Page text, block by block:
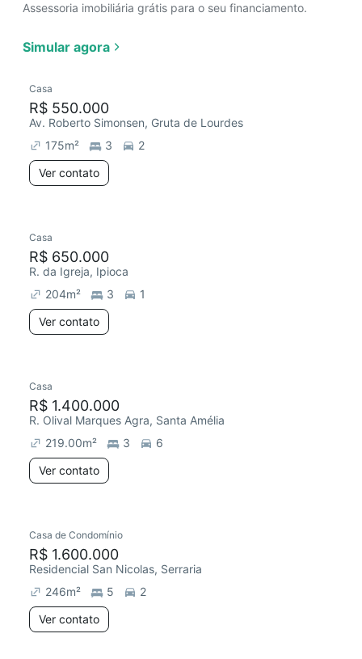
Assessoria imobiliária grátis para o seu financiamento.
Simular agora
Casa
R$ 550.000
Av. Roberto Simonsen, Gruta de Lourdes
175m² 3
2
Ver contato
Casa
R$ 650.000
R. da Igreja, Ipioca
204m² 3
1
Ver contato
Casa
R$ 1.400.000
R. Olival Marques Agra, Santa Amélia
219.00m² 3
6
Ver contato
Casa de Condomínio
R$ 1.600.000
Residencial San Nicolas, Serraria
246m² 5
2
Ver contato